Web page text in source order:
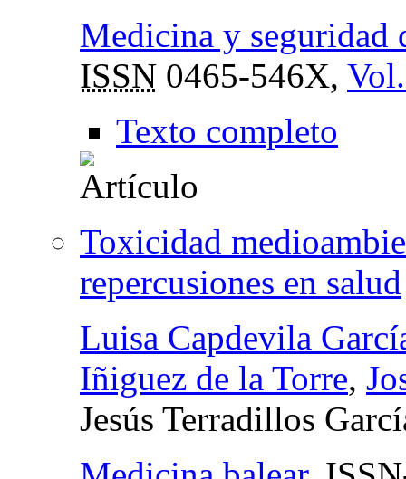
Medicina y seguridad
ISSN 0465-546X,
Texto completo
Toxicidad
repercusiones en salud
Luisa Capdevila
Iñiguez de la Torre,
Jesús Terradillos